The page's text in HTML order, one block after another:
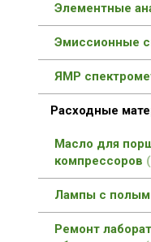
Элементные
Эмиссионные
ЯМР
Расходные
Масло для
компрессоров
Лампы с полым
Ремонт